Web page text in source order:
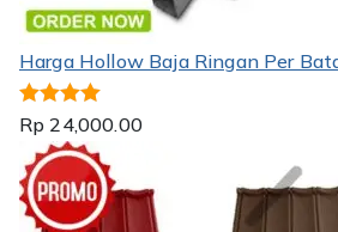
Harga Hollow Baja Ringan Per
Dinilai 5.00
dari 5
Rp 24,000.00